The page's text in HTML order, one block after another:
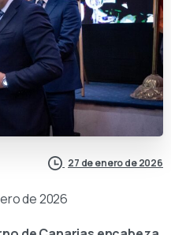
27 de enero de 2026
de 2026